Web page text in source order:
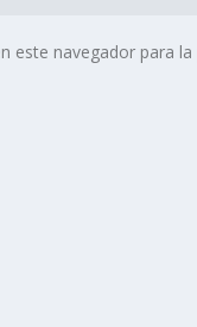
este navegador para